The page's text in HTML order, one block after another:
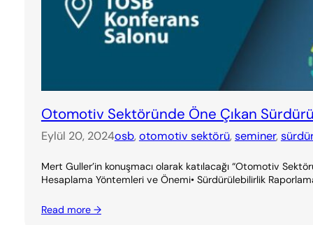
Otomotiv Sektöründe Öne Çıkan
Eylül 20, 2024osb, otomotiv sektörü, seminer,
Mert Guller’in konuşmacı olarak katılacağı “Otomotiv
Hesaplama Yöntemleri ve Önemi• Sürdürülebilirlik
Read more →